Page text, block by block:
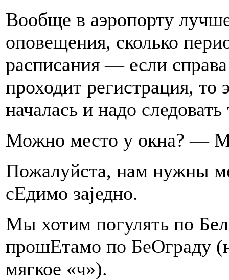
Вообще в аэропорту
оповещения, сколько
расписания — если справа
проходит регистрация, то
началась и надо следовать
Можно место у окна? —
Пожалуйста, нам нужны
сЕдимо заjедно.
Мы хотим погулять по
прошЕтамо по БеОграду
мягкое «ч»).